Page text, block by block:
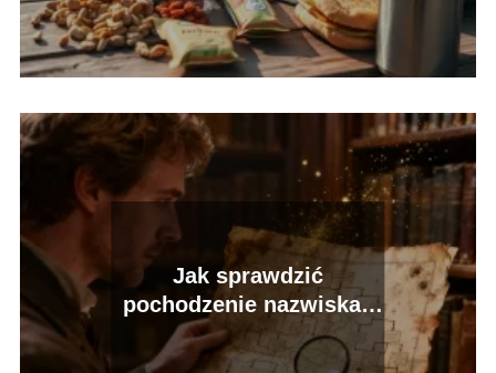
Jak sprawdzić
pochodzenie nazwiska?
Najlepsze sposoby